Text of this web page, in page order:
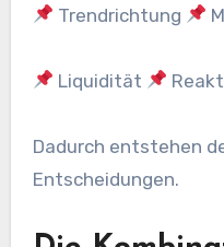
Trendrichtung
Liquidität
Dadurch entstehen
Entscheidungen.